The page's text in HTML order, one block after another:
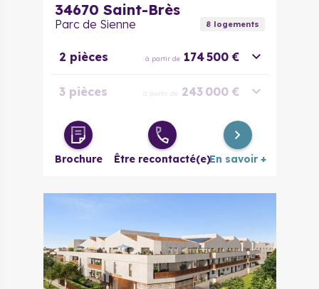
34670 Saint-Brès
Parc de Sienne 8logements
2 pièces à partir de 174 500 €
3 pièces à partir de 243 000 €
4 pièces à partir de 315 500 €
Brochure Être recontacté(e)En savoir +